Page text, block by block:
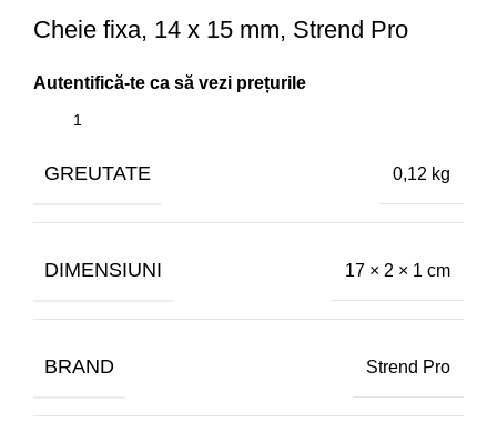
Cheie fixa, 14 x 15 mm, Strend Pro
GREUTATE 0,12 kg
DIMENSIUNI 17 × 2 × 1 cm
BRAND Strend Pro